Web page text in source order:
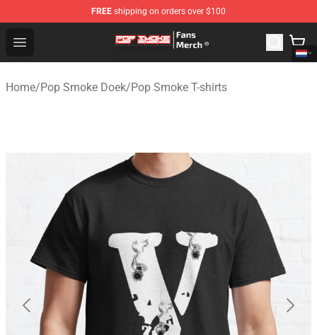
FREE shipping on orders over $100
Open menu
Pop Smoke Store - Official Pop Smoke Merchandise
Home/Pop Smoke Doek/Pop Smoke T-shirts